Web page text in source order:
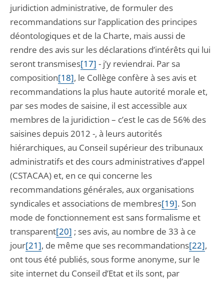
juridiction administrative, de formuler des
recommandations sur l’application des principes
déontologiques et de la Charte, mais aussi de
rendre des avis sur les déclarations d’intérêts qui lui
seront transmises[17] - j’y reviendrai. Par sa
composition[18], le Collège confère à ses avis et
recommandations la plus haute autorité morale et,
par ses modes de saisine, il est accessible aux
membres de la juridiction – c’est le cas de 56% des
saisines depuis 2012 -, à leurs autorités
hiérarchiques, au Conseil supérieur des tribunaux
administratifs et des cours administratives d’appel
(CSTACAA) et, en ce qui concerne les
recommandations générales, aux organisations
syndicales et associations de membres[19]. Son
mode de fonctionnement est sans formalisme et
transparent[20] ; ses avis, au nombre de 33 à ce
jour[21], de même que ses recommandations[22],
ont tous été publiés, sous forme anonyme, sur le
site internet du Conseil d’Etat et ils sont, par